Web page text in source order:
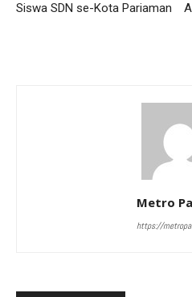
Siswa SDN se-Kota Pariaman
Metro
https://